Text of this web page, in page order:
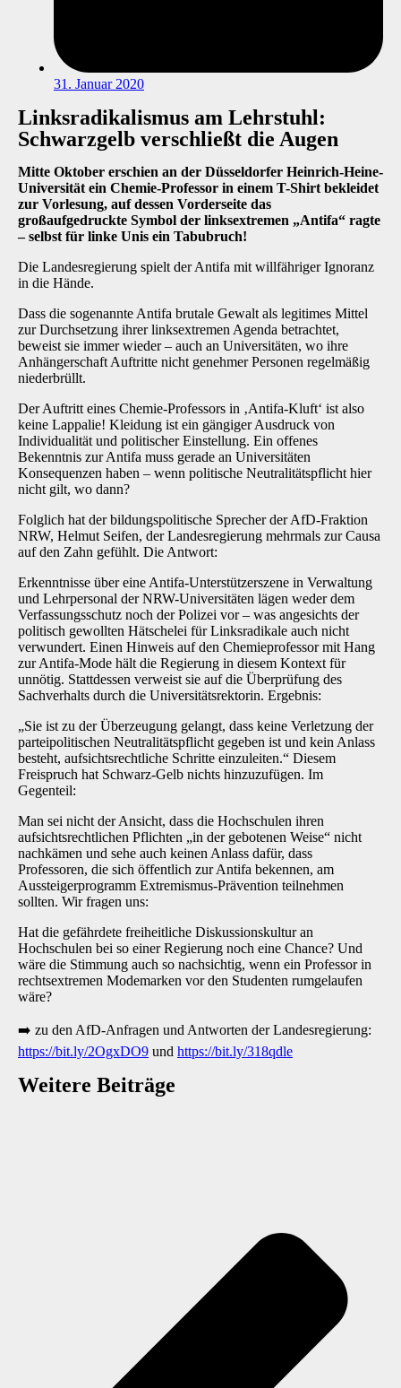
31. Januar 2020
Linksradikalismus am Lehrstuhl:
Schwarzgelb verschließt die Augen
Mitte Oktober erschien an der Düsseldorfer Heinrich-Heine-
Universität ein Chemie-Professor in einem T-Shirt bekleidet
zur Vorlesung, auf dessen Vorderseite das
großaufgedruckte Symbol der linksextremen „Antifa“ ragte
– selbst für linke Unis ein Tabubruch!
Die Landesregierung spielt der Antifa mit willfähriger Ignoranz
in die Hände.
Dass die sogenannte Antifa brutale Gewalt als legitimes Mittel
zur Durchsetzung ihrer linksextremen Agenda betrachtet,
beweist sie immer wieder – auch an Universitäten, wo ihre
Anhängerschaft Auftritte nicht genehmer Personen regelmäßig
niederbrüllt.
Der Auftritt eines Chemie-Professors in ‚Antifa-Kluft‘ ist also
keine Lappalie! Kleidung ist ein gängiger Ausdruck von
Individualität und politischer Einstellung. Ein offenes
Bekenntnis zur Antifa muss gerade an Universitäten
Konsequenzen haben – wenn politische Neutralitätspflicht hier
nicht gilt, wo dann?
Folglich hat der bildungspolitische Sprecher der AfD-Fraktion
NRW, Helmut Seifen, der Landesregierung mehrmals zur Causa
auf den Zahn gefühlt. Die Antwort:
Erkenntnisse über eine Antifa-Unterstützerszene in Verwaltung
und Lehrpersonal der NRW-Universitäten lägen weder dem
Verfassungsschutz noch der Polizei vor – was angesichts der
politisch gewollten Hätschelei für Linksradikale auch nicht
verwundert. Einen Hinweis auf den Chemieprofessor mit Hang
zur Antifa-Mode hält die Regierung in diesem Kontext für
unnötig. Stattdessen verweist sie auf die Überprüfung des
Sachverhalts durch die Universitätsrektorin. Ergebnis:
„Sie ist zu der Überzeugung gelangt, dass keine Verletzung der
parteipolitischen Neutralitätspflicht gegeben ist und kein Anlass
besteht, aufsichtsrechtliche Schritte einzuleiten.“ Diesem
Freispruch hat Schwarz-Gelb nichts hinzuzufügen. Im
Gegenteil:
Man sei nicht der Ansicht, dass die Hochschulen ihren
aufsichtsrechtlichen Pflichten „in der gebotenen Weise“ nicht
nachkämen und sehe auch keinen Anlass dafür, dass
Professoren, die sich öffentlich zur Antifa bekennen, am
Aussteigerprogramm Extremismus-Prävention teilnehmen
sollten. Wir fragen uns:
Hat die gefährdete freiheitliche Diskussionskultur an
Hochschulen bei so einer Regierung noch eine Chance? Und
wäre die Stimmung auch so nachsichtig, wenn ein Professor in
rechtsextremen Modemarken vor den Studenten rumgelaufen
wäre?
➡️ zu den AfD-Anfragen und Antworten der Landesregierung:
https://bit.ly/2OgxDO9 und https://bit.ly/318qdle
Weitere Beiträge